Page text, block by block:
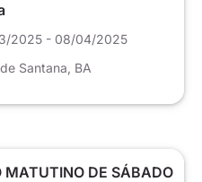
2025 - 08/04/2025
Santana , BA
MATUTINO DE SÁBADO